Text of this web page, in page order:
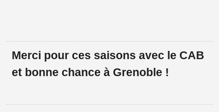
Merci pour ces saisons avec le CAB
et bonne chance à Grenoble !